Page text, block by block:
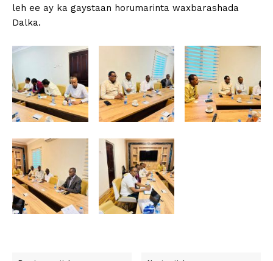
leh ee ay ka gaystaan horumarinta waxbarashada
Dalka.